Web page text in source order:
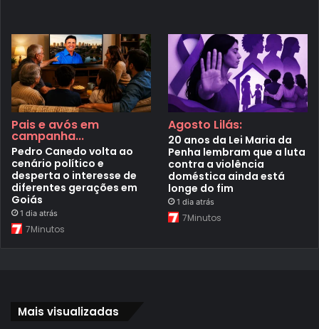
Pais e avós em
campanha...
Pedro Canedo volta ao
cenário político e
desperta o interesse de
diferentes gerações em
Goiás
1 dia atrás
7Minutos
Agosto Lilás:
20 anos da Lei Maria da
Penha lembram que a luta
contra a violência
doméstica ainda está
longe do fim
1 dia atrás
7Minutos
Mais visualizadas